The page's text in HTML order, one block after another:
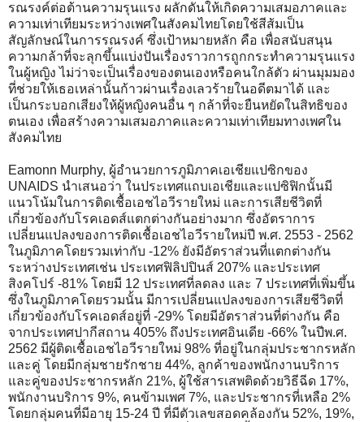
รณรงค์ต่อต้านความรุนแรง ผลักดันให้เกิดความเสมอภาคและ
ความเท่าเทียมระหว่างเพศในสังคมไทยโดยใช้สีส้มเป็น
สัญลักษณ์ในการรณรงค์ ซึ่งเป้าหมายหลัก คือ เพื่อสนับสนุน
ความกล้าที่จะลุกขึ้นแบ่งปันเรื่องราวการถูกกระทำความรุนแรง
ในผู้หญิง ไม่ว่าจะเป็นเรื่องของตนเองหรือคนใกล้ตัว ผ่านมุมมอง
ที่ช่วยให้เธอเหล่านั้นก้าวผ่านเรื่องเลวร้ายในอดีตมาได้ และ
เป็นกระบอกเสียงให้ผู้หญิงคนอื่น ๆ กล้าที่จะยืนหยัดในสิทธิของ
ตนเอง เพื่อสร้างความเสมอภาคและความเท่าเทียมทางเพศใน
สังคมไทย
Eamonn Murphy, ผู้อำนวยการภูมิภาคเอเชียแปซิกของ
UNAIDS นำเสนอว่า ในประเทศแถบเอเชียและแปซิฟิกนั้นมี
แนวโน้มในการติดเชื้อเอชไอวีรายใหม่ และการเสียชีวิตที่
เกี่ยวข้องกับโรคเอดส์แตกต่างกันอย่างมาก ซึ่งอัตราการ
เปลี่ยนแปลงของการติดเชื้อเอชไอวีรายใหม่ปี พ.ศ. 2553 - 2562
ในภูมิภาคโดยรวมเท่ากับ -12% ยังมีอัตราส่วนที่แตกต่างกัน
ระหว่างประเทศเช่น ประเทศฟิลิปปินส์ 207% และประเทศ
สิงคโปร์ -81% โดยมี 12 ประเทศที่ลดลง และ 7 ประเทศที่เพิ่มขึ้น
ซึ่งในภูมิภาคโดยรวมนั้น มีการเปลี่ยนแปลงของการเสียชีวิตที่
เกี่ยวข้องกับโรคเอดส์อยู่ที่ -29% โดยมีอัตราส่วนที่ต่างกัน คือ
จากประเทศปากีสถาน 405% ถึงประเทศอินเดีย -66% ในปีพ.ศ.
2562 มีผู้ติดเชื้อเอชไอวีรายใหม่ 98% ที่อยู่ในกลุ่มประชากรหลัก
และคู่ โดยมีกลุ่มชายรักชาย 44%, ลูกค้าของพนักงานบริการ
และคู่ของประชากรหลัก 21%, ผู้ใช้สารเสพติดด้วยวิธีฉีด 17%,
พนักงานบริการ 9%, คนข้ามเพศ 7%, และประชากรที่เหลือ 2%
โดยกลุ่มคนที่มีอายุ 15-24 ปี ที่มีตัวเลขสอดคล้องกัน 52%, 19%,